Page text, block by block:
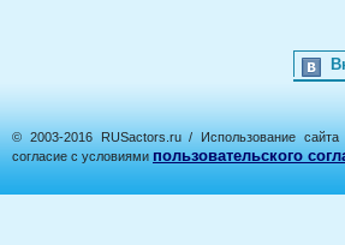
© 2003-2016 RUSactors.ru / Использование сайта
согласие с условиями пользовательского